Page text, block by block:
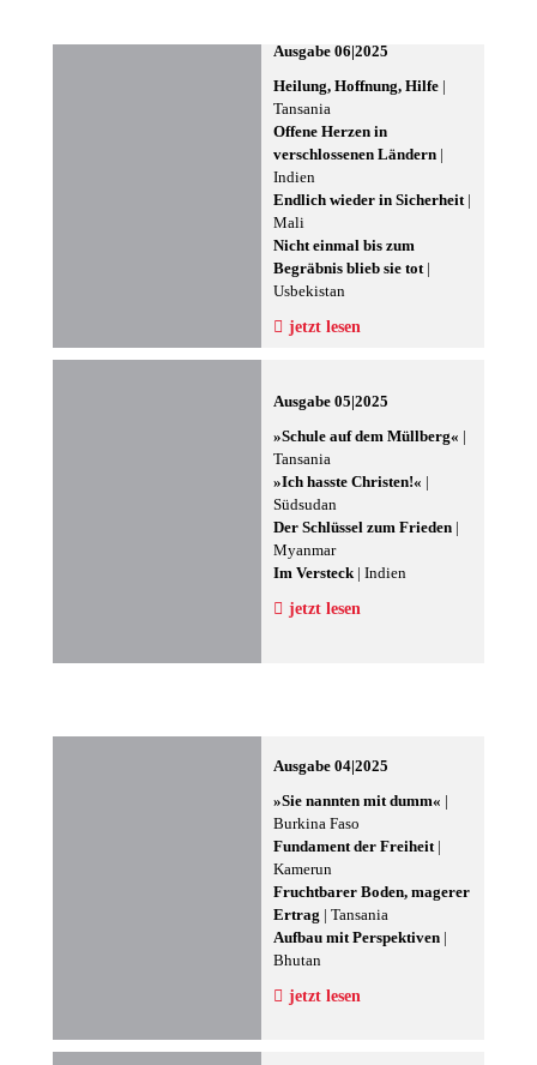
Ausgabe 06|2025
Heilung, Hoffnung, Hilfe |
Tansania
Offene Herzen in
verschlossenen Ländern |
Indien
Endlich wieder in Sicherheit|
Mali
Nicht einmal bis zum
Begräbnis blieb sie tot|
Usbekistan
jetzt lesen
Ausgabe 05|2025
»Schule auf dem Müllberg« |
Tansania
»Ich hasste Christen!« |
Südsudan
Der Schlüssel zum Frieden |
Myanmar
Im Versteck | Indien
jetzt lesen
Ausgabe 04|2025
»Sie nannten mit dumm« |
Burkina Faso
Fundament der Freiheit|
Kamerun
Fruchtbarer Boden, magerer
Ertrag | Tansania
Aufbau mit Perspektiven |
Bhutan
jetzt lesen